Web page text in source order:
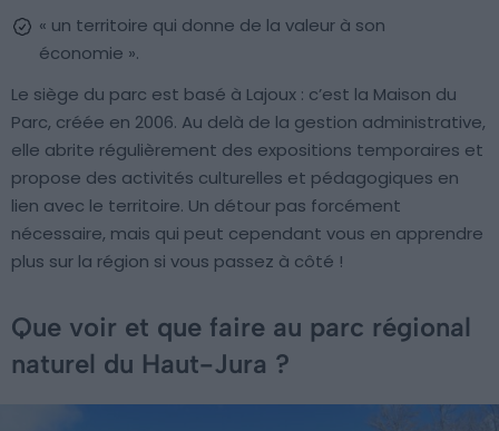
« un territoire qui donne de la valeur à son
économie ».
Le siège du parc est basé à Lajoux : c’est la Maison du
Parc, créée en 2006. Au delà de la gestion administrative,
elle abrite régulièrement des expositions temporaires et
propose des activités culturelles et pédagogiques en
lien avec le territoire. Un détour pas forcément
nécessaire, mais qui peut cependant vous en apprendre
plus sur la région si vous passez à côté !
Que voir et que faire au parc régional
naturel du Haut-Jura ?